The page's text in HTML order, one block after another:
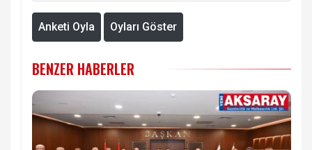
Anketi Oyla Oyları Göster
BENZER HABERLER